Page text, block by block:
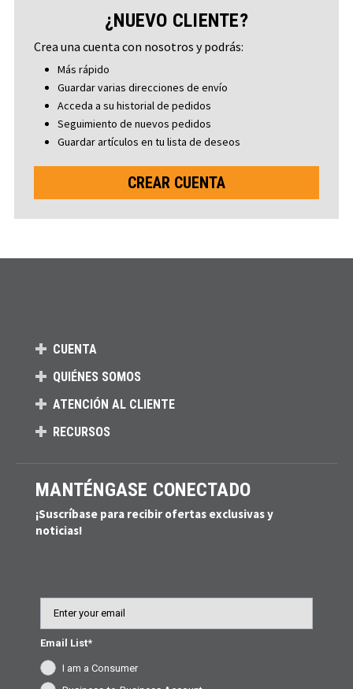
¿NUEVO CLIENTE?
Crea una cuenta con nosotros y podrás:
Más rápido
Guardar varias direcciones de envío
Acceda a su historial de pedidos
Seguimiento de nuevos pedidos
Guardar artículos en tu lista de deseos
CREAR CUENTA
CUENTA
QUIÉNES SOMOS
ATENCIÓN AL CLIENTE
RECURSOS
MANTÉNGASE CONECTADO
¡Suscríbase para recibir ofertas exclusivas y
noticias!
Email List*
I am a Consumer